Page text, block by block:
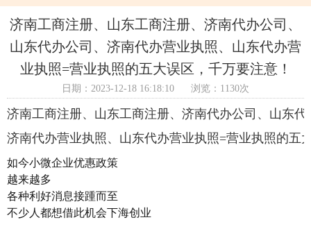
济南工商注册、山东工商注册、济南代办公司、
山东代办公司、济南代办营业执照、山东代办营
业执照=营业执照的五大误区，千万要注意！
日期：2023-12-18 16:18:10 浏览：1130次
济南工商注册、山东工商注册、济南代办公司、山东代
济南代办营业执照、山东代办营业执照=营业执照的五
如今小微企业优惠政策
越来越多
各种利好消息接踵而至
不少人都想借此机会下海创业